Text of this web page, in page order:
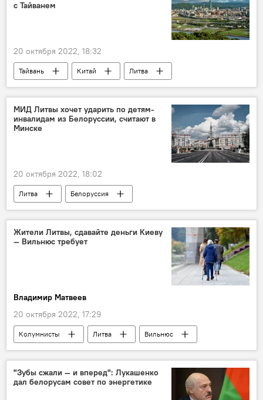
с Тайванем
20 октября 2022, 18:32
Тайвань Китай
Литва
Экономика
В Литве
МИД Литвы хочет ударить по детям-
инвалидам из Белоруссии, считают в
Минске
20 октября 2022, 18:02
Литва
Белоруссия
Ситуация вокруг санатория Belorus в Друскининкае
Политика
Общество
МИД Литвы
Минск
Жители Литвы, сдавайте деньги Киеву
— Вильнюс требует
Владимир Матвеев
20 октября 2022, 17:29
Колумнисты Литва
Вильнюс
Украина
беженцы
Беженцы в Литве
Киев бюджет
"Зубы сжали — и вперед": Лукашенко
дал белорусам совет по энергетике